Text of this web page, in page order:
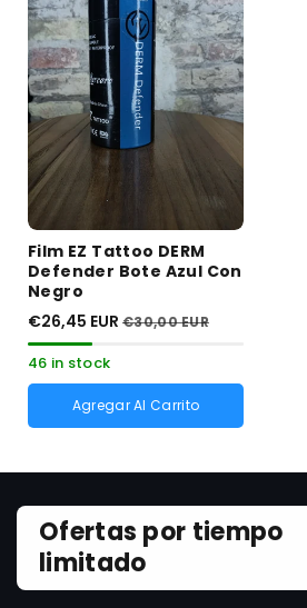
Film EZ Tattoo DERM
Defender Bote Azul Con
Negro
€26,45 EUR €30,00 EUR
46 in stock
Agregar Al Carrito
Ofertas por tiempo
limitado